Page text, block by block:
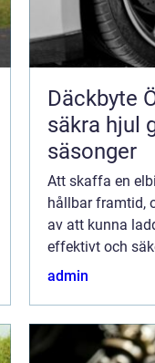
Däckbyte
säkra hjul
säsonger
Att skaffa en
hållbar framtid,
av att kunna
effektivt och
lösningen för
admin